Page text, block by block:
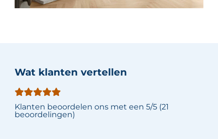
Wat klanten vertellen
Klanten beoordelen ons met een 5/5 (21
beoordelingen)